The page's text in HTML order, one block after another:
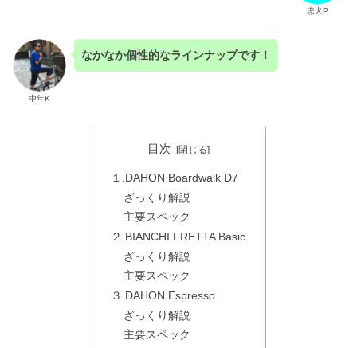
忠犬P
中年K
なかなか個性的なラインナップです！
目次
１.DAHON Boardwalk D7
ざっくり解説
主要スペック
２.BIANCHI FRETTA Basic
ざっくり解説
主要スペック
３.DAHON Espresso
ざっくり解説
主要スペック